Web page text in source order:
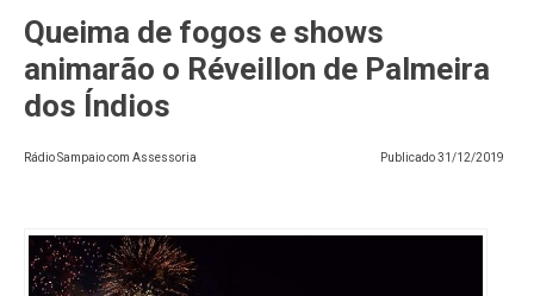
Queima de fogos e shows
animarão o Réveillon de Palmeira
dos Índios
Rádio Sampaio com Assessoria Publicado31/12/2019